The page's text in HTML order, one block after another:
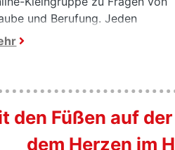
und Berufung. Jeden
Sonntag im Monat 17:00-
den Füßen auf
dem Herzen im